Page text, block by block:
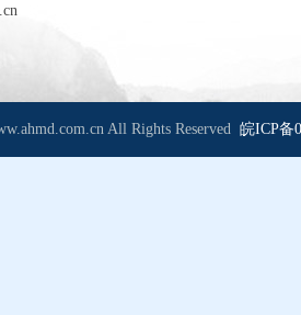
All Rights Reserved 皖ICP备